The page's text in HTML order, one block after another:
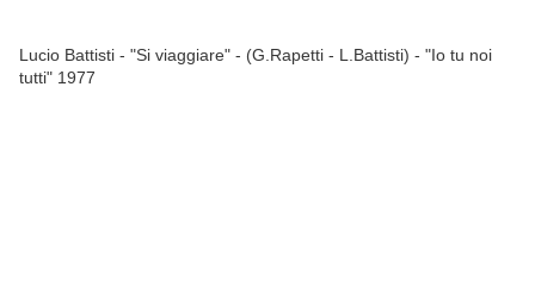
Lucio Battisti - "Si viaggiare" - (G.Rapetti - L.Battisti) - "Io tu noi
tutti" 1977